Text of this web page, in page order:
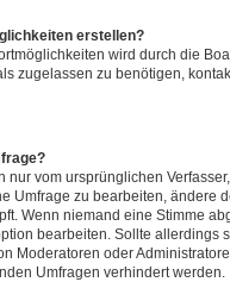
erstellen?
wird durch die
zugelassen zu benötigen,
vom ursprünglichen
Umfrage zu bearbeiten, ändere
Wenn niemand eine Stimme
bearbeiten. Sollte allerdings
Moderatoren oder
Umfragen verhindert werden.